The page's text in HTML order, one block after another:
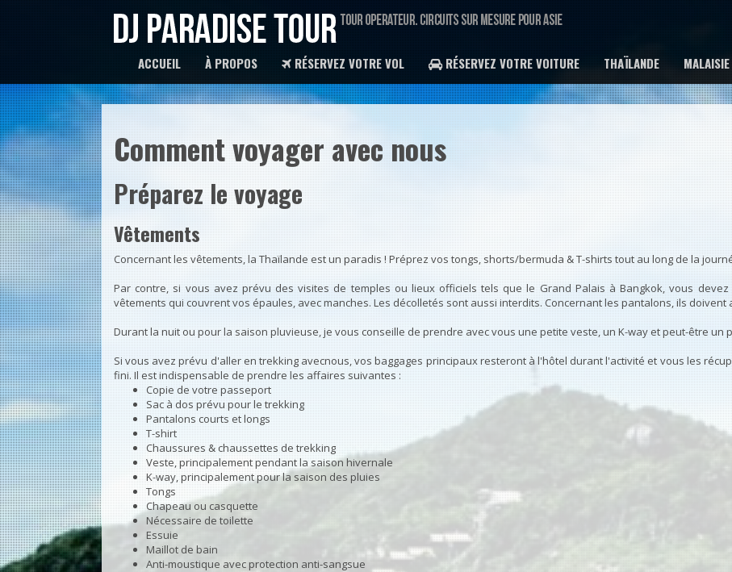
ACCUEIL À PROPOS RÉSERVEZ VOTRE VOL RÉSERVEZ VOTRE VOITURE THAÏLANDE MALAISIE
Comment voyager avec nous
Préparez le voyage
Vêtements
Concernant les vêtements, la Thaïlande est un paradis ! Préprez vos tongs, shorts/bermuda & T-shirts tout au long de la
Par contre, si vous avez prévu des visites de temples ou lieux officiels tels que le Grand Palais à Bangkok, vous
vêtements qui couvrent vos épaules, avec manches. Les décolletés sont aussi interdits. Concernant les pantalons, ils doivent
Durant la nuit ou pour la saison pluvieuse, je vous conseille de prendre avec vous une petite veste, un K-way et peut-être un
Si vous avez prévu d'aller en trekking avecnous, vos baggages principaux resteront à l'hôtel durant l'activité et vous les
fini. Il est indispensable de prendre les affaires suivantes :
Copie de votre passeport
Sac à dos prévu pour le trekking
Pantalons courts et longs
T-shirt
Chaussures & chaussettes de trekking
Veste, principalement pendant la saison hivernale
K-way, principalement pour la saison des pluies
Tongs
Chapeau ou casquette
Nécessaire de toilette
Essuie
Maillot de bain
Anti-moustique avec protection anti-sangsue